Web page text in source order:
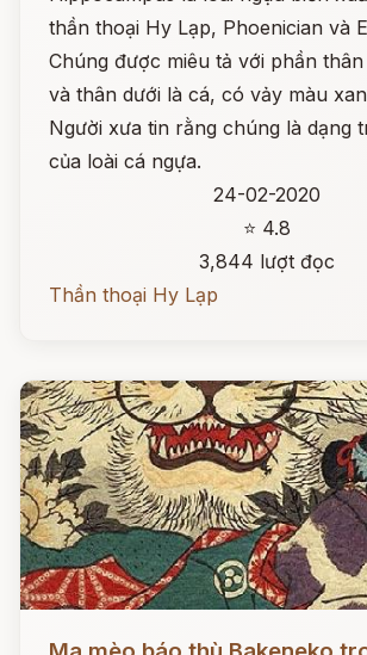
thần thoại Hy Lạp, Phoenician và
Chúng được miêu tả với phần
và thân dưới là cá, có vảy màu
Người xưa tin rằng chúng là dạng
của loài cá ngựa.
24-02-2020
⭐ 4.8
3,844 lượt đọc
Thần thoại Hy Lạp